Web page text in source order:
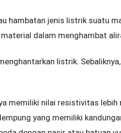
hambatan jenis listrik suatu
dalam menghambat
listrik.
memiliki nilai resistivitas lebih
yang memiliki